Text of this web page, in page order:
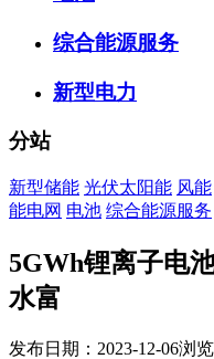
综合能源服务
新型电力
分站
新型储能 光伏太阳能 风能
能电网 电池 综合能源服务
5GWh锂离子电
水富
发布日期：2023-12-06浏